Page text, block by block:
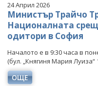
24 Април 2026
Министър Трайчо
Националната
одитори в София
Началото е в 9:30 часа в
(бул. „Княгиня Мария Луиза“
ОЩЕ